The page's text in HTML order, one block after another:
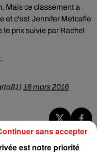
Mais ce classement a
et c'est Jennifer Metcafle
le prix suivie par Rachel
16 mars 2016
est notre priorité
sans accepter